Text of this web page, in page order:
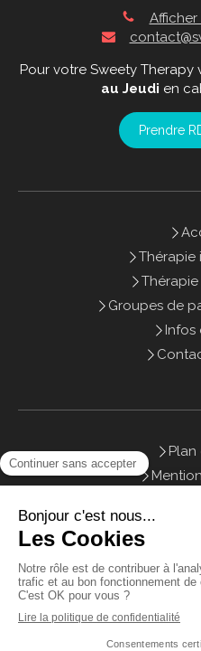
Pour votre Sweety Therapy
au Jeudi en
Prendre
Thérapie
Groupes de
Infos
Plan
©2021 Sweety Therapy -